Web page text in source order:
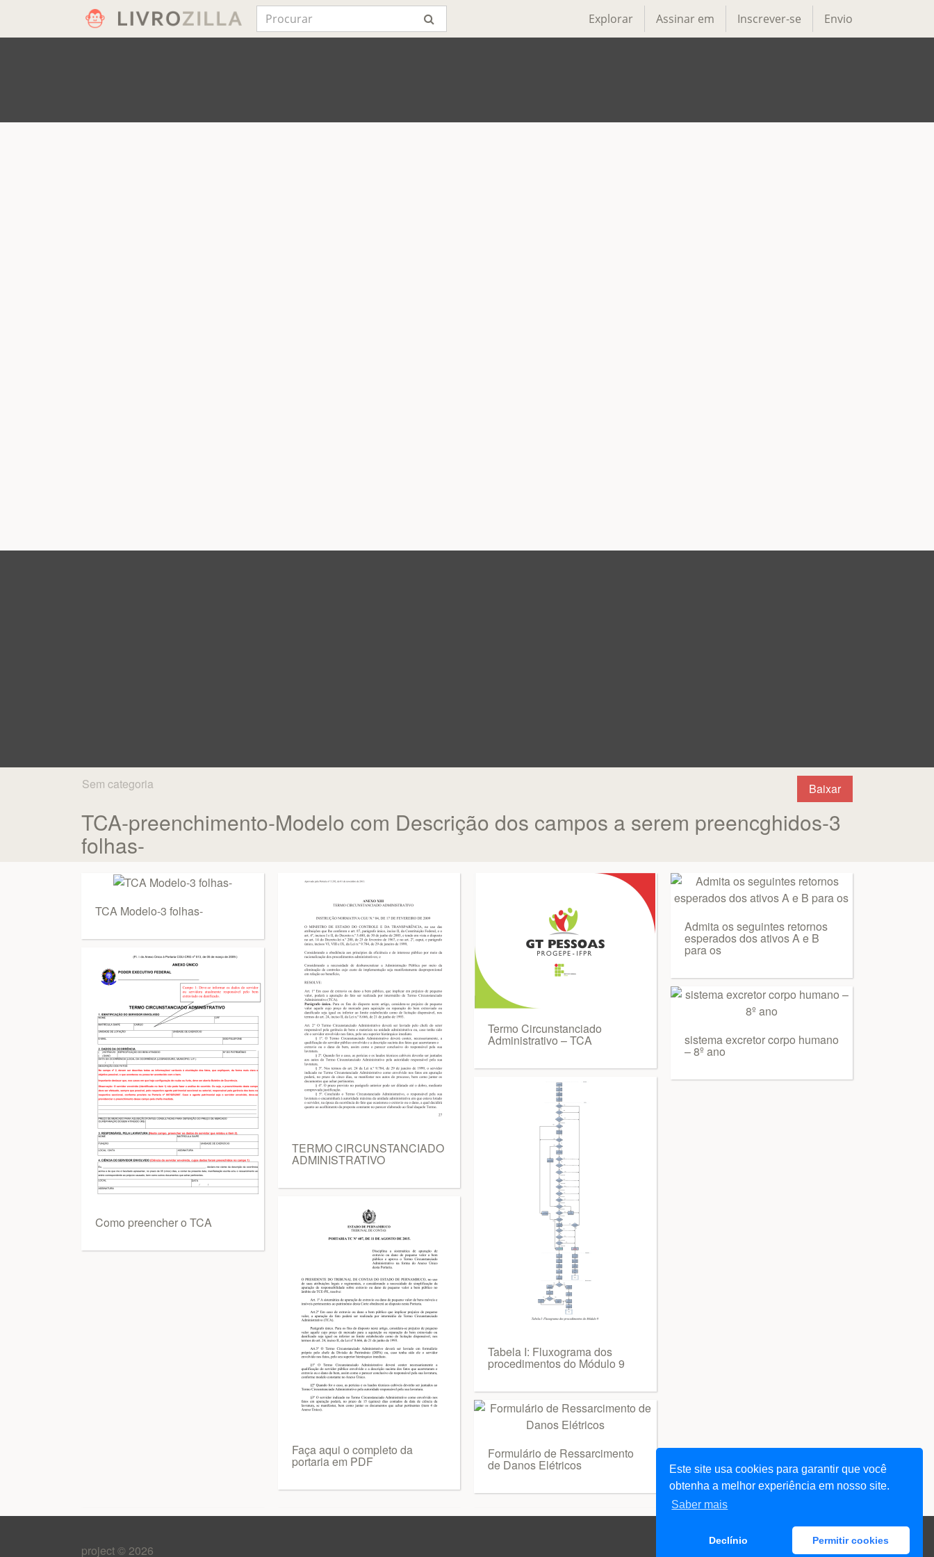
Este site usa cookies para garantir que você
obtenha a melhor experiência em nosso site.
Saber mais
Declínio Permitir cookies
Explorar Assinar em Inscrever-se Envio
Baixar
Sem categoria
TCA-preenchimento-Modelo com Descrição dos campos a serem preencghidos-3
folhas-
TCA Modelo-3 folhas-
Como preencher o TCA
TERMO CIRCUNSTANCIADO
ADMINISTRATIVO
Faça aqui o completo da
portaria em PDF
Termo Circunstanciado
Administrativo – TCA
Tabela I: Fluxograma dos
procedimentos do Módulo 9
Formulário de Ressarcimento
de Danos Elétricos
Admita os seguintes retornos
esperados dos ativos A e B
para os
sistema excretor corpo humano
– 8º ano
project © 2026 DMCA / GDPR Abuso